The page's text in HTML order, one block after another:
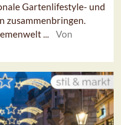
Gartenlifestyle- und
zusammenbringen.
...
Von